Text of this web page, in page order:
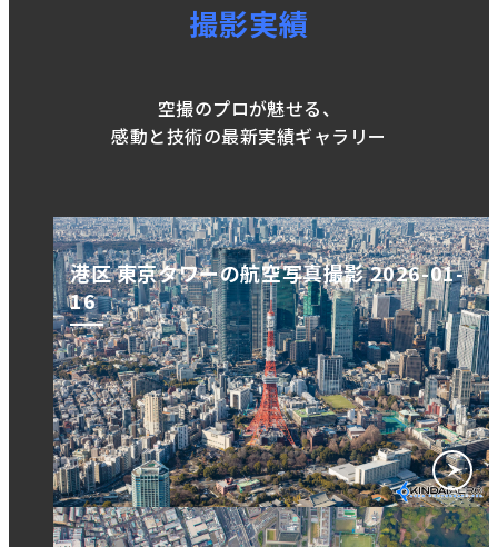
撮影実績
空撮のプロが魅せる、
感動と技術の最新実績ギャラリー
港区 東京タワーの航空写真撮影 2026-01-
16